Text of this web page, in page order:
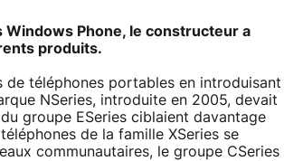
Phone, le constructeur a
produits.
téléphones portables en introduisant
NSeries, introduite en 2005, devait
groupe ESeries ciblaient davantage
de la famille XSeries se
communautaires, le groupe CSeries